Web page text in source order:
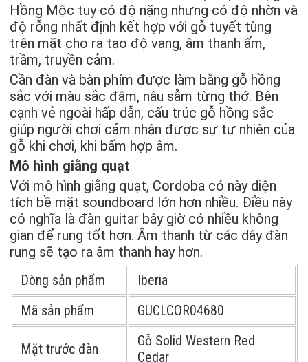
Hồng Mộc tuy có độ nặng nhưng có độ nhờn và
độ rỗng nhất định kết hợp với gỗ tuyết tùng
trên mặt cho ra tạo độ vang, âm thanh ấm,
trầm, truyền cảm.
Cần đàn và bàn phím được làm bằng gỗ hồng
sắc với màu sắc đậm, nâu sẫm từng thớ. Bên
cạnh vẻ ngoài hấp dẫn, cấu trúc gỗ hồng sắc
giúp người chơi cảm nhận được sự tự nhiên của
gỗ khi chơi, khi bấm hợp âm.
Mô hình giằng quạt
Với mô hình giằng quạt, Cordoba có này diện
tích bề mặt soundboard lớn hơn nhiều. Điều này
có nghĩa là đàn guitar bây giờ có nhiều không
gian để rung tốt hơn. Âm thanh từ các dây đàn
rung sẽ tạo ra âm thanh hay hơn.
Dòng sản phẩm
Iberia
Mã sản phẩm
GUCLCOR04680
Mặt trước đàn
Gỗ Solid Western Red
Cedar